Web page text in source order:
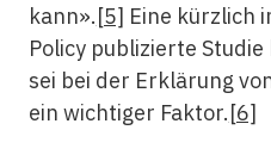
kann».[5] Eine kürzlich
Policy publizierte
sei bei der Erklärung
ein wichtiger Faktor.[6]